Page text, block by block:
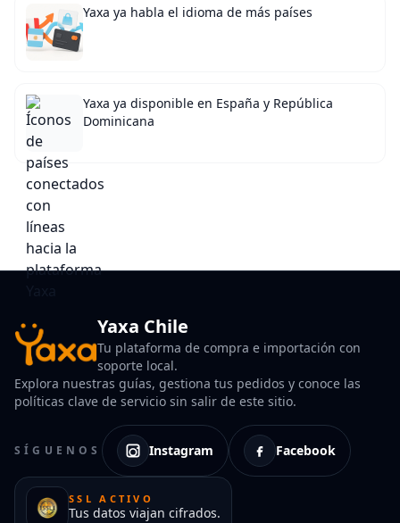
Yaxa ya habla el idioma de más países
Yaxa ya disponible en España y República
Dominicana
Yaxa Chile
Tu plataforma de compra e importación con
soporte local.
Explora nuestras guías, gestiona tus pedidos y conoce las
políticas clave de servicio sin salir de este sitio.
SÍGUENOS Instagram Facebook
SSL ACTIVO
Tus datos viajan cifrados.